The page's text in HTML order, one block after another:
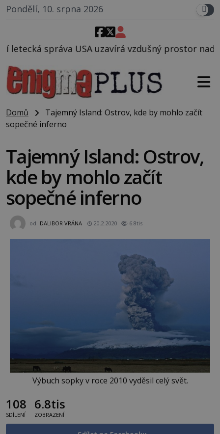
Pondělí, 10. srpna 2026
vzdušný prostor nad Oblastí 51, mohlo to
Domů
Tajemný Island: Ostrov, kde by mohlo začít
sopečné inferno
Tajemný Island: Ostrov,
kde by mohlo začít
sopečné inferno
od DALIBOR VRÁNA 20.2.2020 6.8tis
Výbuch sopky v roce 2010 vyděsil celý svět.
108
SDÍLENÍ
6.8tis
ZOBRAZENÍ